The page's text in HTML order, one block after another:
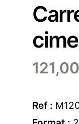
121,00
Ref :